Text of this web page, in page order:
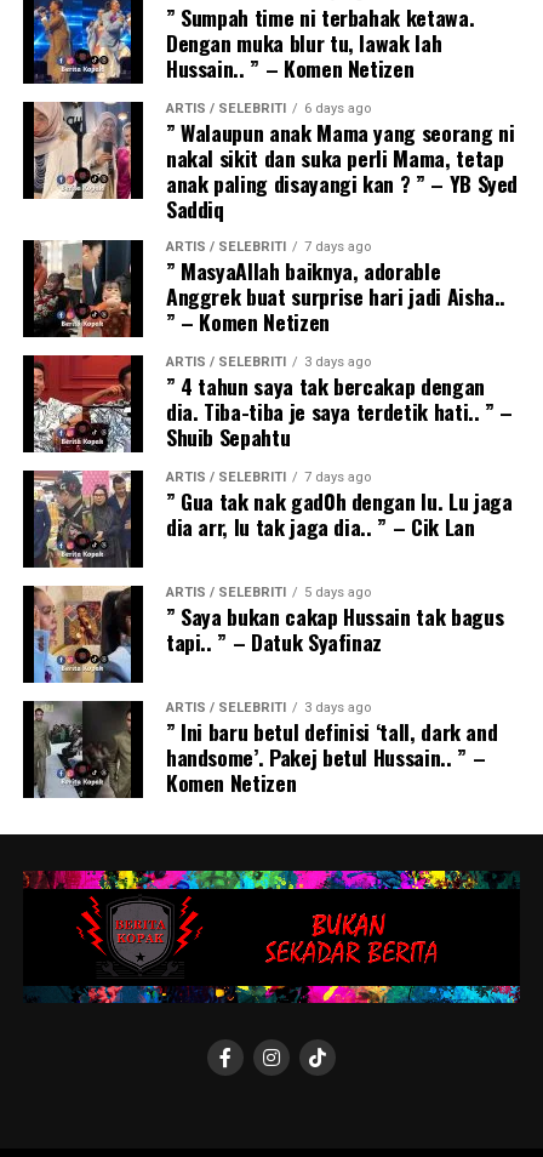
” Sumpah time ni terbahak ketawa.
Dengan muka blur tu, lawak lah
Hussain.. ” – Komen Netizen
ARTIS / SELEBRITI 6 days ago
” Walaupun anak Mama yang seorang ni
nakal sikit dan suka perli Mama, tetap
anak paling disayangi kan ? ” – YB Syed
Saddiq
ARTIS / SELEBRITI 7 days ago
” MasyaAllah baiknya, adorable
Anggrek buat surprise hari jadi Aisha..
” – Komen Netizen
ARTIS / SELEBRITI 3 days ago
” 4 tahun saya tak bercakap dengan
dia. Tiba-tiba je saya terdetik hati.. ” –
Shuib Sepahtu
ARTIS / SELEBRITI 7 days ago
” Gua tak nak gad0h dengan lu. Lu jaga
dia arr, lu tak jaga dia.. ” – Cik Lan
ARTIS / SELEBRITI 5 days ago
” Saya bukan cakap Hussain tak bagus
tapi.. ” – Datuk Syafinaz
ARTIS / SELEBRITI 3 days ago
” Ini baru betul definisi ‘tall, dark and
handsome’. Pakej betul Hussain.. ” –
Komen Netizen